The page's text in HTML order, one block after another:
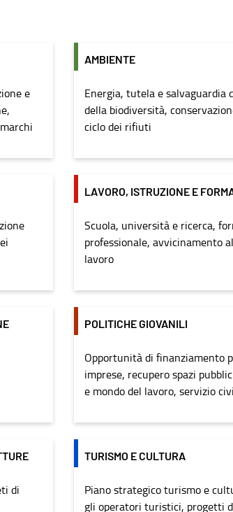
e
AMBIENTE
Energia, tutela e salvaguardia
della biodiversità,
ciclo dei rifiuti
LAVORO, ISTRUZIONE E
Scuola, università e ricerca,
professionale, avvicinamento
lavoro
POLITICHE GIOVANILI
Opportunità di finanziamento
imprese, recupero spazi
e mondo del lavoro, servizio
di
TURISMO E CULTURA
Piano strategico turismo e
gli operatori turistici, progetti